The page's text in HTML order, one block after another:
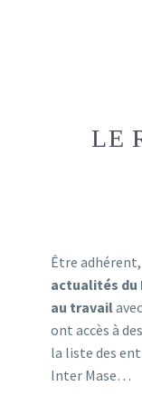
LE
Être
actualités du
au travail
ont accès à
la liste des
Inter Mase…